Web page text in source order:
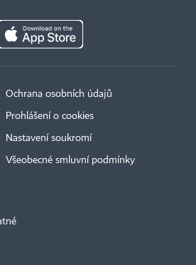
Ochrana osobních údajů
Prohlášení o cookies
Nastavení soukromí
Všeobecné smluvní podmínky